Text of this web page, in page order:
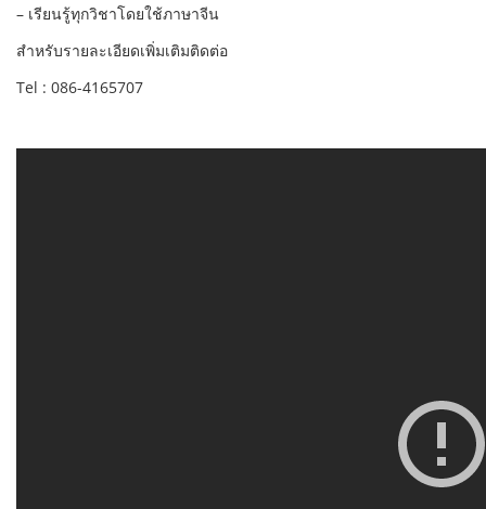
– เรียนรู้ทุกวิชาโดยใช้ภาษาจีน
สำหรับรายละเอียดเพิ่มเติมติดต่อ
Tel : 086-4165707